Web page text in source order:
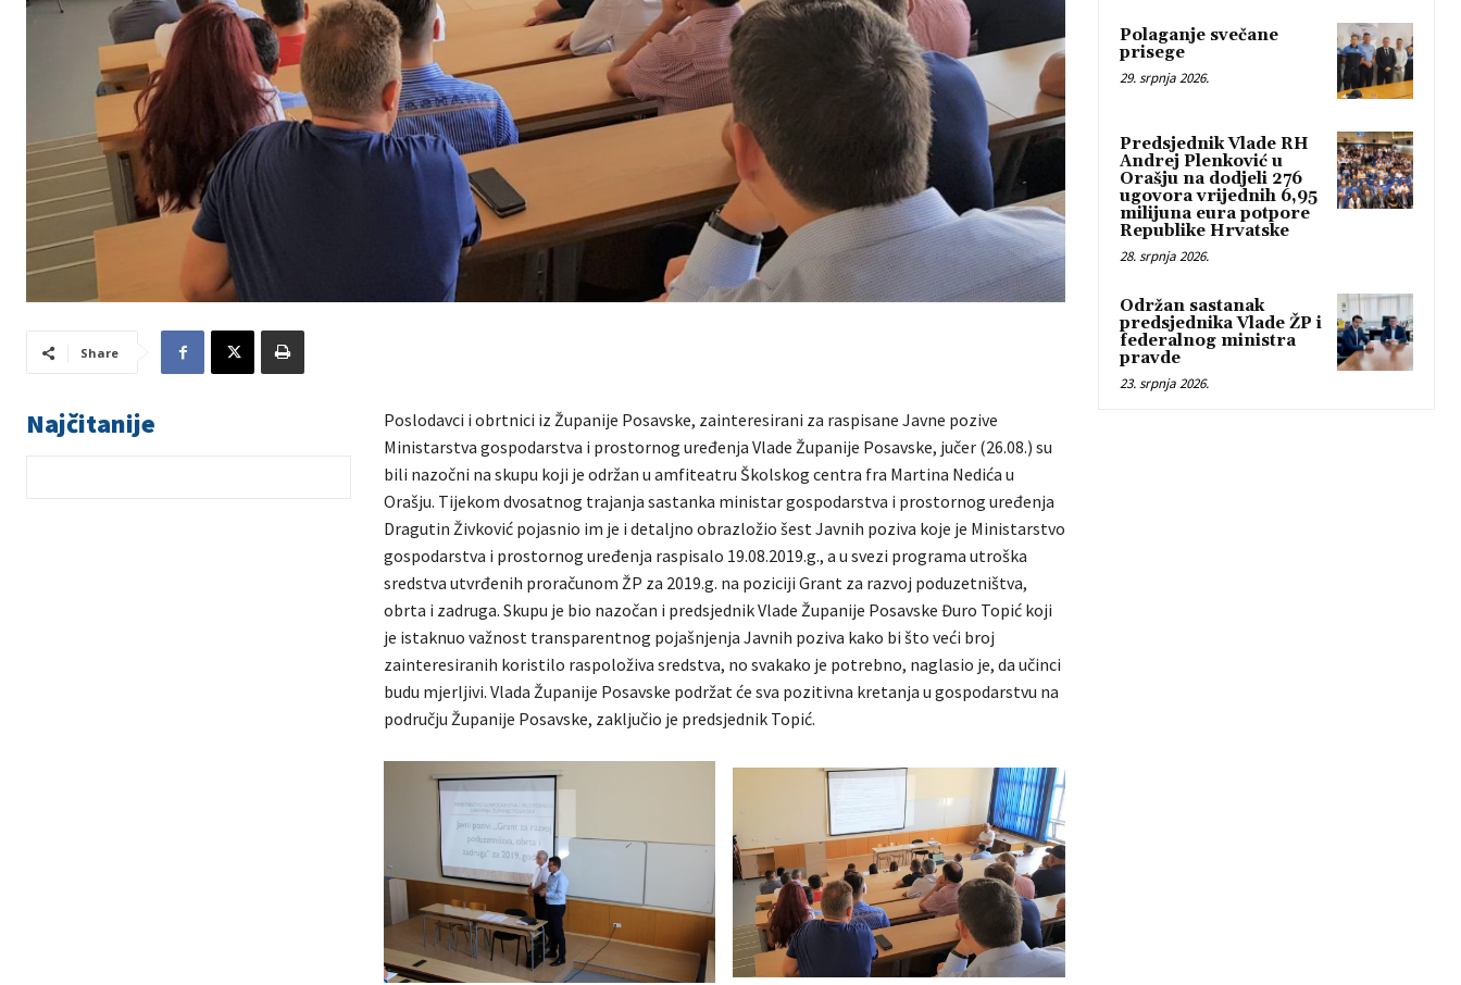
Share
Najčitanije
Poslodavci i obrtnici iz Županije Posavske, zainteresirani za raspisane Javne pozive
Ministarstva gospodarstva i prostornog uređenja Vlade Županije Posavske, jučer (26.08.) su
bili nazočni na skupu koji je održan u amfiteatru Školskog centra fra Martina Nedića u
Orašju. Tijekom dvosatnog trajanja sastanka ministar gospodarstva i prostornog uređenja
Dragutin Živković pojasnio im je i detaljno obrazložio šest Javnih poziva koje je Ministarstvo
gospodarstva i prostornog uređenja raspisalo 19.08.2019.g., a u svezi programa utroška
sredstva utvrđenih proračunom ŽP za 2019.g. na poziciji Grant za razvoj poduzetništva,
obrta i zadruga. Skupu je bio nazočan i predsjednik Vlade Županije Posavske Đuro Topić koji
je istaknuo važnost transparentnog pojašnjenja Javnih poziva kako bi što veći broj
zainteresiranih koristilo raspoloživa sredstva, no svakako je potrebno, naglasio je, da učinci
budu mjerljivi. Vlada Županije Posavske podržat će sva pozitivna kretanja u gospodarstvu na
području Županije Posavske, zaključio je predsjednik Topić.
Polaganje svečane
prisege
29. srpnja 2026.
Predsjednik Vlade RH
Andrej Plenković u
Orašju na dodjeli 276
ugovora vrijednih 6,95
milijuna eura potpore
Republike Hrvatske
28. srpnja 2026.
Održan sastanak
predsjednika Vlade ŽP i
federalnog ministra
pravde
23. srpnja 2026.